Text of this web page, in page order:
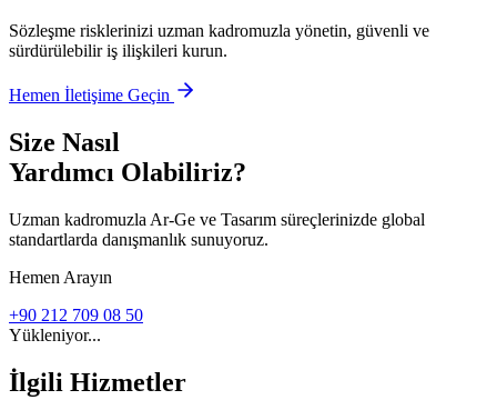
Sözleşme risklerinizi uzman kadromuzla yönetin, güvenli ve
sürdürülebilir iş ilişkileri kurun.
Hemen İletişime Geçin
Size Nasıl
Yardımcı Olabiliriz?
Uzman kadromuzla Ar-Ge ve Tasarım süreçlerinizde global
standartlarda danışmanlık sunuyoruz.
Hemen Arayın
+90 212 709 08 50
Yükleniyor...
İlgili Hizmetler